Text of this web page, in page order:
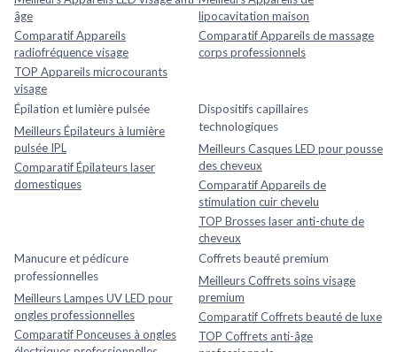
âge
Comparatif Appareils
radiofréquence visage
TOP Appareils microcourants
visage
lipocavitation maison
Comparatif Appareils de massage
corps professionnels
Épilation et lumière pulsée
Meilleurs Épilateurs à lumière
pulsée IPL
Comparatif Épilateurs laser
domestiques
Dispositifs capillaires
technologiques
Meilleurs Casques LED pour pousse
des cheveux
Comparatif Appareils de
stimulation cuir chevelu
TOP Brosses laser anti-chute de
cheveux
Manucure et pédicure
professionnelles
Meilleurs Lampes UV LED pour
ongles professionnelles
Comparatif Ponceuses à ongles
Coffrets beauté premium
Meilleurs Coffrets soins visage
premium
Comparatif Coffrets beauté de luxe
TOP Coffrets anti-âge